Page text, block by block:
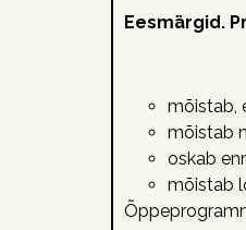
Eesmärgid.
mõistab,
mõistab
oskab
mõistab